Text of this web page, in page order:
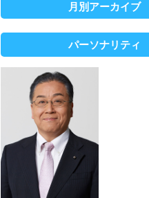
月別アーカイブ
パーソナリティ